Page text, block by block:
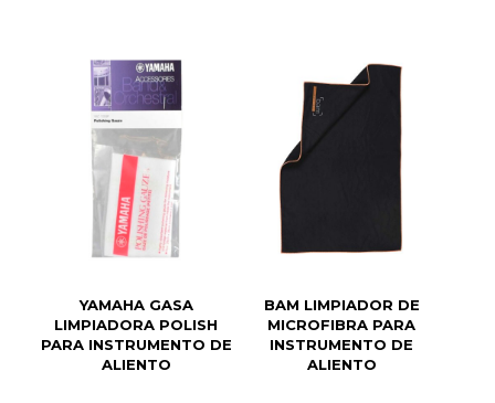
YAMAHA GASA
LIMPIADORA POLISH
PARA INSTRUMENTO DE
ALIENTO
BAM LIMPIADOR DE
MICROFIBRA PARA
INSTRUMENTO DE
ALIENTO